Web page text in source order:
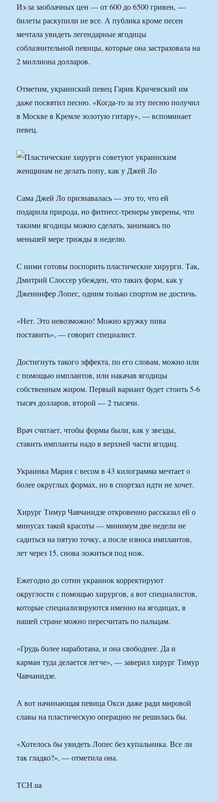
Из-за заоблачных цен — от 600 до 6500 гривен, —
билеты раскупили не все. А публика кроме песен
мечтала увидеть легендарные ягодицы
соблазнительной певицы, которые она застраховала на
2 миллиона долларов.
Отметим, украинский певец Гарик Кричевский им
даже посвятил песню. «Когда-то за эту песню получил
в Москве в Кремле золотую гитару», — вспоминает
певец.
Сама Джей Ло признавалась — это то, что ей
подарила природа, но фитнесс-тренеры уверены, что
такими ягодицы можно сделать, занимаясь по
меньшей мере трижды в неделю.
С ними готовы поспорить пластические хирурги. Так,
Дмитрий Слоссер убежден, что таких форм, как у
Дженнифер Лопес, одним только спортом не достичь.
«Нет. Это невозможно! Можно кружку пива
поставить», — говорит специалист.
Достигнуть такого эффекта, по его словам, можно или
с помощью имплантов, или накачав ягодицы
собственным жиром. Первый вариант будет стоить 5-6
тысяч долларов, второй — 2 тысячи.
Врач считает, чтобы формы были, как у звезды,
ставить импланты надо в верхней части ягодиц.
Украинка Мария с весом в 43 килограмма мечтает о
более округлых формах, но в спортзал идти не хочет.
Хирург Тимур Чавчанидзе откровенно рассказал ей о
минусах такой красоты — минимум две недели не
садиться на пятую точку, а после износа имплантов,
лет через 15, снова ложиться под нож.
Ежегодно до сотни украинок корректируют
округлости с помощью хирургов, а вот специалистов,
которые специализируются именно на ягодицах, в
нашей стране можно пересчитать по пальцам.
«Грудь более наработана, и она свободнее. Да и
карман туда делается легче», — заверил хирург Тимур
Чавчанидзе.
А вот начинающая певица Окси даже ради мировой
славы на пластическую операцию не решилась бы.
«Хотелось бы увидеть Лопес без купальника. Все ли
так гладко?», — отметила она.
ТСН.ua